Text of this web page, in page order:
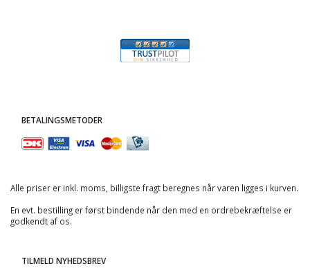
BETALINGSMETODER
Alle priser er inkl. moms, billigste fragt beregnes når varen ligges i kurven.
En evt. bestilling er først bindende når den med en ordrebekræftelse er
godkendt af os.
TILMELD NYHEDSBREV